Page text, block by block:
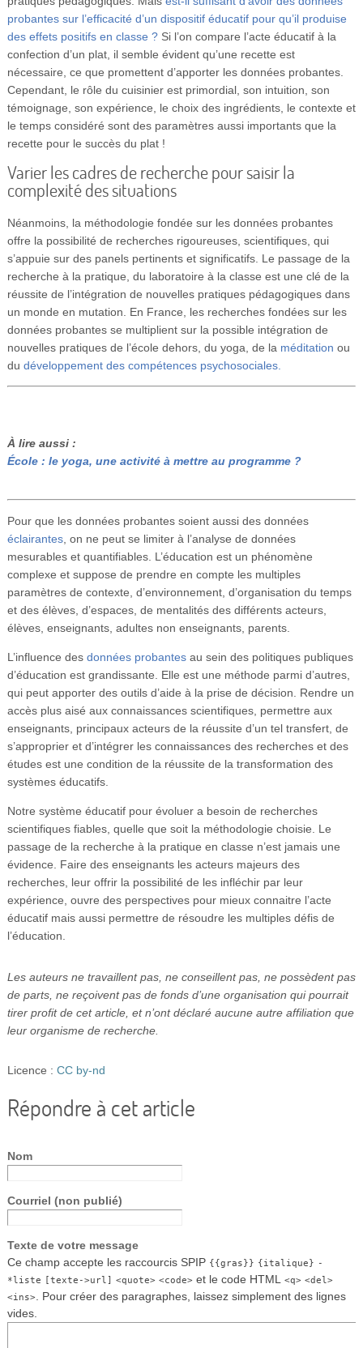
probantes sur l’efficacité d’un dispositif éducatif pour qu’il produise
des effets positifs en classe ?Si l’on compare l’acte éducatif à la
confection d’un plat, il semble évident qu’une recette est
nécessaire, ce que promettent d’apporter les données probantes.
Cependant, le rôle du cuisinier est primordial, son intuition, son
témoignage, son expérience, le choix des ingrédients, le contexte et
le temps considéré sont des paramètres aussi importants que la
recette pour le succès du plat !
Varier les cadres de recherche pour saisir la
complexité des situations
Néanmoins, la méthodologie fondée sur les données probantes
offre la possibilité de recherches rigoureuses, scientifiques, qui
s’appuie sur des panels pertinents et significatifs. Le passage de la
recherche à la pratique, du laboratoire à la classe est une clé de la
réussite de l’intégration de nouvelles pratiques pédagogiques dans
un monde en mutation. En France, les recherches fondées sur les
données probantes se multiplient sur la possible intégration de
nouvelles pratiques de l’école dehors, du yoga, de la méditation ou
du développement des compétences psychosociales.
À lire aussi :
École : le yoga, une activité à mettre au programme ?
Pour que les données probantes soient aussi des données
éclairantes, on ne peut se limiter à l’analyse de données
mesurables et quantifiables. L’éducation est un phénomène
complexe et suppose de prendre en compte les multiples
paramètres de contexte, d’environnement, d’organisation du temps
et des élèves, d’espaces, de mentalités des différents acteurs,
élèves, enseignants, adultes non enseignants, parents.
L’influence des données probantesau sein des politiques publiques
d’éducation est grandissante. Elle est une méthode parmi d’autres,
qui peut apporter des outils d’aide à la prise de décision. Rendre un
accès plus aisé aux connaissances scientifiques, permettre aux
enseignants, principaux acteurs de la réussite d’un tel transfert, de
s’approprier et d’intégrer les connaissances des recherches et des
études est une condition de la réussite de la transformation des
systèmes éducatifs.
Notre système éducatif pour évoluer a besoin de recherches
scientifiques fiables, quelle que soit la méthodologie choisie. Le
passage de la recherche à la pratique en classe n’est jamais une
évidence. Faire des enseignants les acteurs majeurs des
recherches, leur offrir la possibilité de les infléchir par leur
expérience, ouvre des perspectives pour mieux connaitre l’acte
éducatif mais aussi permettre de résoudre les multiples défis de
l’éducation.
Les auteurs ne travaillent pas, ne conseillent pas, ne possèdent pas
de parts, ne reçoivent pas de fonds d’une organisation qui pourrait
tirer profit de cet article, et n’ont déclaré aucune autre affiliation que
leur organisme de recherche.
Licence : CC by-nd
Répondre à cet article
Nom
Courriel (non publié)
Texte de votre message
Ce champ accepte les raccourcis SPIP {{gras}} {italique} -
*liste [texte->url] <quote> <code>et le code HTML <q> <del>
<ins>. Pour créer des paragraphes, laissez simplement des lignes
vides.